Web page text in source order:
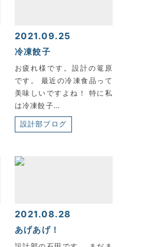
2021.09.25
冷凍餃子
お疲れ様です。設計の篭原
です。 最近の冷凍食品って
美味しいですよね！ 特に私
は冷凍餃子…
設計部ブログ
2021.08.28
あげあげ！